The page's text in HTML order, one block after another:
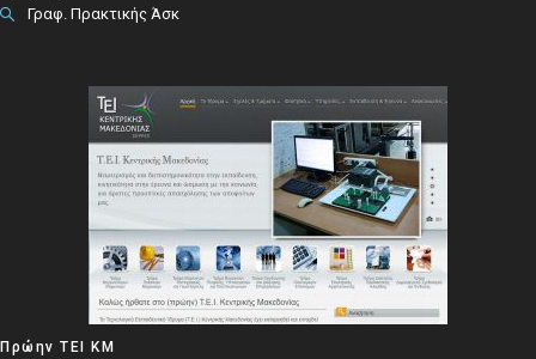
Γραφ. Πρακτικής Άσκ
Πρώην ΤΕΙ ΚΜ